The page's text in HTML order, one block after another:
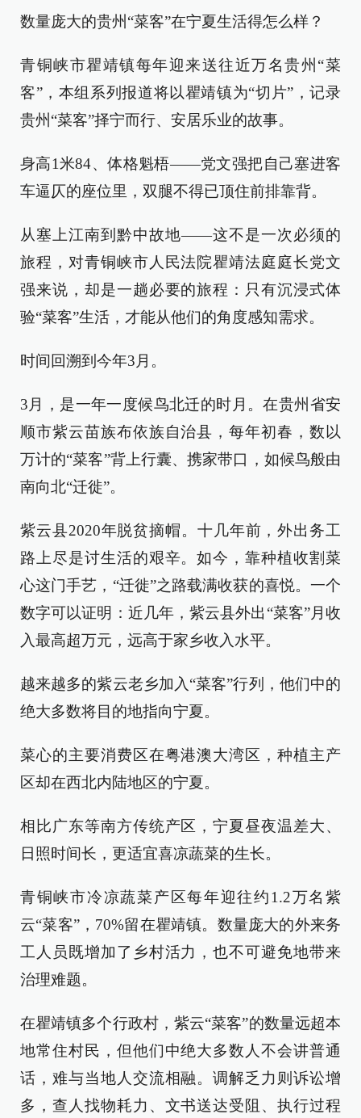
数量庞大的贵州“菜客”在宁夏生活得怎么样？
青铜峡市瞿靖镇每年迎来送往近万名贵州“菜
客”，本组系列报道将以瞿靖镇为“切片”，记录
贵州“菜客”择宁而行、安居乐业的故事。
身高1米84、体格魁梧——党文强把自己塞进客
车逼仄的座位里，双腿不得已顶住前排靠背。
从塞上江南到黔中故地——这不是一次必须的
旅程，对青铜峡市人民法院瞿靖法庭庭长党文
强来说，却是一趟必要的旅程：只有沉浸式体
验“菜客”生活，才能从他们的角度感知需求。
时间回溯到今年3月。
3月，是一年一度候鸟北迁的时月。在贵州省安
顺市紫云苗族布依族自治县，每年初春，数以
万计的“菜客”背上行囊、携家带口，如候鸟般由
南向北“迁徙”。
紫云县2020年脱贫摘帽。十几年前，外出务工
路上尽是讨生活的艰辛。如今，靠种植收割菜
心这门手艺，“迁徙”之路载满收获的喜悦。一个
数字可以证明：近几年，紫云县外出“菜客”月收
入最高超万元，远高于家乡收入水平。
越来越多的紫云老乡加入“菜客”行列，他们中的
绝大多数将目的地指向宁夏。
菜心的主要消费区在粤港澳大湾区，种植主产
区却在西北内陆地区的宁夏。
相比广东等南方传统产区，宁夏昼夜温差大、
日照时间长，更适宜喜凉蔬菜的生长。
青铜峡市冷凉蔬菜产区每年迎往约1.2万名紫
云“菜客”，70%留在瞿靖镇。数量庞大的外来务
工人员既增加了乡村活力，也不可避免地带来
治理难题。
在瞿靖镇多个行政村，紫云“菜客”的数量远超本
地常住村民，但他们中绝大多数人不会讲普通
话，难与当地人交流相融。调解乏力则诉讼增
多，查人找物耗力、文书送达受阻、执行过程